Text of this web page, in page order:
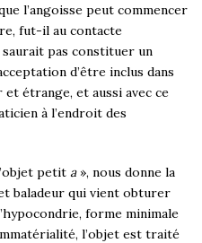
l’angoisse peut commencer
fut-il au contacte
pas constituer un
d’être inclus dans
étrange, et aussi avec ce
à l’endroit des
petita», nous donne la
baladeur qui vient obturer
forme minimale
l’objet est traité